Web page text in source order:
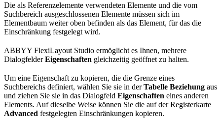
Die als Referenzelemente verwendeten Elemente und die vom
Suchbereich ausgeschlossenen Elemente müssen sich im
Elementbaum weiter oben befinden als das Element, für das die
Einschränkung festgelegt wird.
ABBYY FlexiLayout Studio ermöglicht es Ihnen, mehrere
DialogfelderEigenschaften gleichzeitig geöffnet zu halten.
Um eine Eigenschaft zu kopieren, die die Grenze eines
Suchbereichs definiert, wählen Sie sie in derTabelle Beziehung aus
und ziehen Sie sie in das Dialogfeld Eigenschaften eines anderen
Elements. Auf dieselbe Weise können Sie die auf der Registerkarte
Advanced festgelegten Einschränkungen kopieren.